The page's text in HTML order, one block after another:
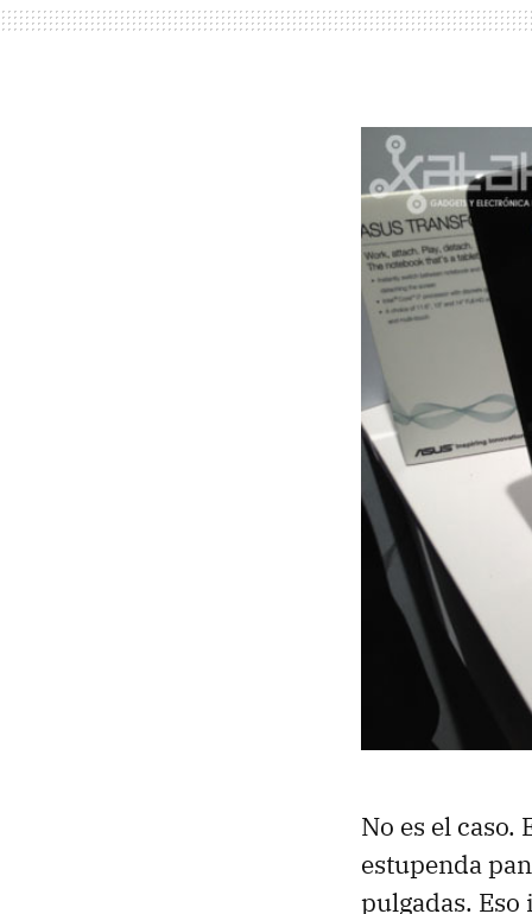
No es el caso.
estupenda
pulgadas.